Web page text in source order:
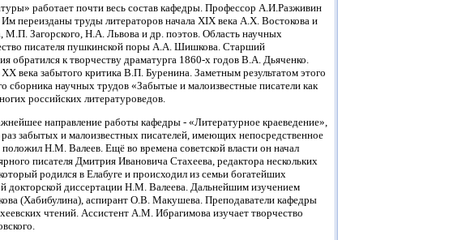
работает почти весь состав кафедры. Профессор А.И.Разживин
переизданы труды литераторов начала XIX века А.Х. Востокова и
Загорского, Н.А. Львова и др. поэтов. Область научных
писателя пушкинской поры А.А. Шишкова. Старший
обратился к творчеству драматурга 1860-х годов В.А. Дьяченко.
века забытого критика В.П. Буренина. Заметным результатом этого
сборника научных трудов «Забытые и малоизвестные писатели как
российских литературоведов.
направление работы кафедры - «Литературное краеведение»,
забытых и малоизвестных писателей, имеющих непосредственное
Н.М. Валеев. Ещё во времена советской власти он начал
писателя Дмитрия Ивановича Стахеева, редактора нескольких
родился в Елабуге и происходил из семьи богатейших
докторской диссертации Н.М. Валеева. Дальнейшим изучением
(Хабибулина), аспирант О.В. Макушева. Преподаватели кафедры
чтений. Ассистент А.М. Ибрагимова изучает творчество